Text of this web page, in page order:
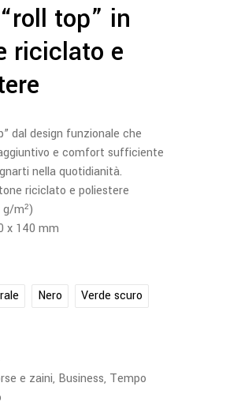
top” in
riciclato e
dal design funzionale che
e comfort sufficiente
nella quotidianità.
riciclato e poliestere
m²)
x 140 mm
Nero Verde scuro
e zaini, Business, Tempo